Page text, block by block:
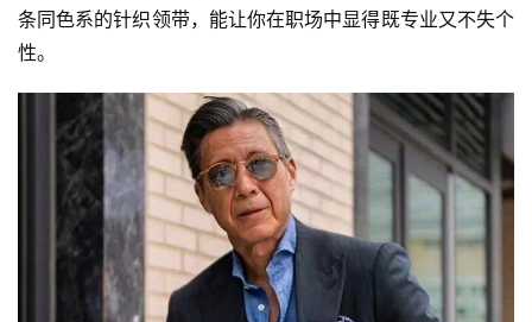
快
讯
条同色系的针织领带，能让你在职场中显得既专业又不失个
性。